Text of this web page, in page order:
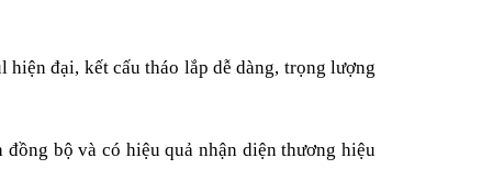
đại, kết cấu tháo lắp dễ dàng, trọng lượng
bộ và có hiệu quả nhận diện thương hiệu